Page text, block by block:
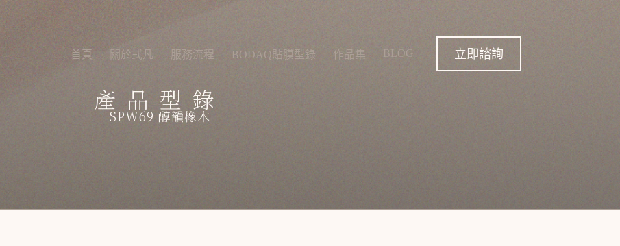
首頁 關於弍凡 服務流程 BODAQ貼膜型錄 作品集 BLOG 立即諮詢
產品型錄
SPW69 醇韻橡木